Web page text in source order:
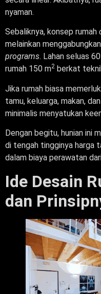
nyaman.
Sebaliknya, konsep rumah
melainkan
programs. Lahan seluas
rumah 150 m2 berkat
Jika rumah biasa
tamu, keluarga, makan,
minimalis menyatukan
Dengan begitu, hunian ini
di tengah tingginya harga
dalam biaya perawatan
Ide Desain
dan